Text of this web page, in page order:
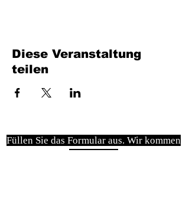
Diese Veranstaltung
teilen
Füllen Sie das Formular aus. Wir kommen